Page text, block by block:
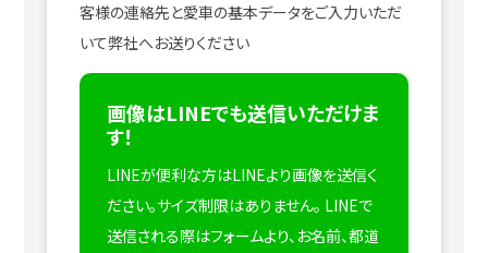
客様の連絡先と愛車の基本データをご入力いただ
いて弊社へお送りください
画像はLINEでも送信いただけま
す！
LINEが便利な方はLINEより画像を送信く
ださい。サイズ制限はありません。 LINEで
送信される際はフォームより、お名前、都道